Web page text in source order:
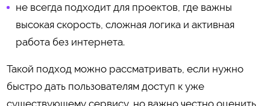
не всегда подходит для проектов, где важны
высокая скорость, сложная логика и активная
работа без интернета.
Такой подход можно рассматривать, если нужно
быстро дать пользователям доступ к уже